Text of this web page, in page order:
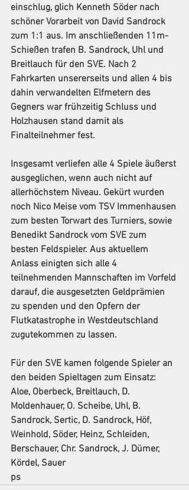
einschlug, glich Kenneth Söder nach
schöner Vorarbeit von David Sandrock
zum 1:1 aus. Im anschließenden 11m-
Schießen trafen B. Sandrock, Uhl und
Breitlauch für den SVE. Nach 2
Fahrkarten unsererseits und allen 4 bis
dahin verwandelten Elfmetern des
Gegners war frühzeitig Schluss und
Holzhausen stand damit als
Finalteilnehmer fest.
Insgesamt verliefen alle 4 Spiele äußerst
ausgeglichen, wenn auch nicht auf
allerhöchstem Niveau. Gekürt wurden
noch Nico Meise vom TSV Immenhausen
zum besten Torwart des Turniers, sowie
Benedikt Sandrock vom SVE zum
besten Feldspieler. Aus aktuellem
Anlass einigten sich alle 4
teilnehmenden Mannschaften im Vorfeld
darauf, die ausgesetzten Geldprämien
zu spenden und den Opfern der
Flutkatastrophe in Westdeutschland
zugutekommen zu lassen.
Für den SVE kamen folgende Spieler an
den beiden Spieltagen zum Einsatz:
Aloe, Oberbeck, Breitlauch, D.
Moldenhauer, O. Scheibe, Uhl, B.
Sandrock, Sertic, D. Sandrock, Höf,
Weinhold, Söder, Heinz, Schleiden,
Berschauer, Chr. Sandrock, J. Dümer,
Kördel, Sauer
ps